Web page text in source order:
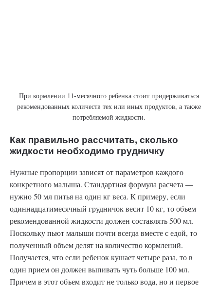
При кормлении 11-месячного ребенка стоит придерживаться
рекомендованных количеств тех или иных продуктов, а также
потребляемой жидкости.
Как правильно рассчитать, сколько
жидкости необходимо грудничку
Нужные пропорции зависят от параметров каждого
конкретного малыша. Стандартная формула расчета —
нужно 50 мл питья на один кг веса. К примеру, если
одиннадцатимесячный грудничок весит 10 кг, то объем
рекомендованной жидкости должен составлять 500 мл.
Поскольку пьют малыши почти всегда вместе с едой, то
полученный объем делят на количество кормлений.
Получается, что если ребенок кушает четыре раза, то в
один прием он должен выпивать чуть больше 100 мл.
Причем в этот объем входит не только вода, но и первое